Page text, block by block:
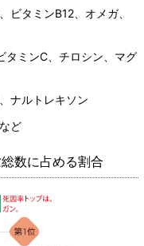
ビタミンB12、オメガ、
タミンC、チロシン、マグ
ナルトレキソン
ど
数に占める割合